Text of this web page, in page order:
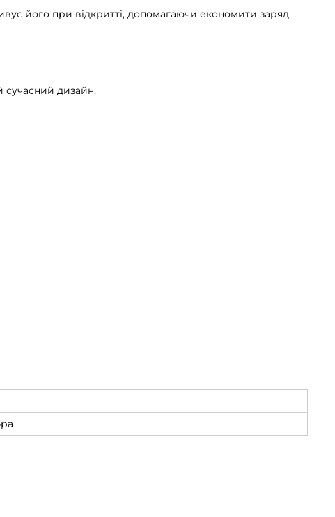
його при відкритті, допомагаючи економити заряд
сучасний дизайн.